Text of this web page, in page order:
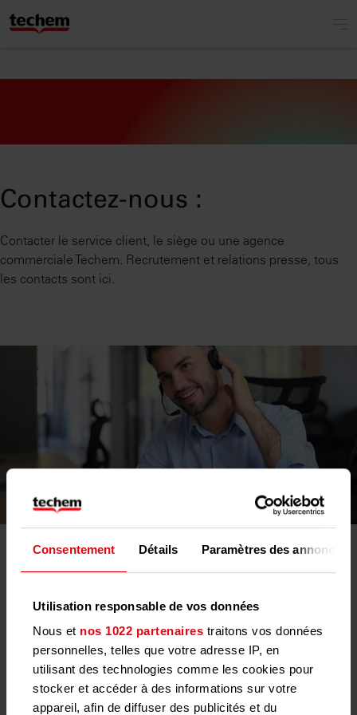
Consentement Détails Paramètres des annonces
Utilisation responsable de vos données
Nous et nos 1022 partenaires traitons vos données
personnelles, telles que votre adresse IP, en
utilisant des technologies comme les cookies pour
stocker et accéder à des informations sur votre
appareil, afin de diffuser des publicités et du
Contactez-nous :
Contacter le service client, le siège ou une agence
commerciale Techem. Recrutement et relations presse, tous
les contacts sont ici.
Formulaire de contact
ou devis personnalisés.
Contactez-nous
Contactez-nous :